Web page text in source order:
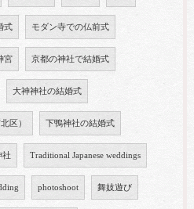
式 モダン寺での仏前式
宮 京都の神社で結婚式
大神神社の結婚式
区） 下鴨神社の結婚式
社 Traditional Japanese weddings
photoshoot 舞妓遊び